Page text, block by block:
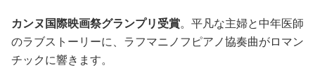
カンヌ国際映画祭グランプリ受賞。平凡な主婦と中年医師
のラブストーリーに、ラフマニノフピアノ協奏曲がロマン
チックに響きます。